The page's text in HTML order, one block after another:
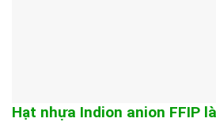
Hạt nhựa Indion anion FFIP